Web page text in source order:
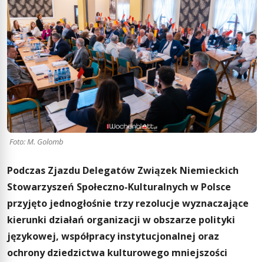
Foto: M. Golomb
Podczas Zjazdu Delegatów Związek Niemieckich
Stowarzyszeń Społeczno-Kulturalnych w Polsce
przyjęto jednogłośnie trzy rezolucje wyznaczające
kierunki działań organizacji w obszarze polityki
językowej, współpracy instytucjonalnej oraz
ochrony dziedzictwa kulturowego mniejszości